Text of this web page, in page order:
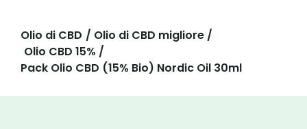
Olio di CBD / Olio di CBD migliore /
Olio CBD 15% /
Pack Olio CBD (15% Bio) Nordic Oil 30ml